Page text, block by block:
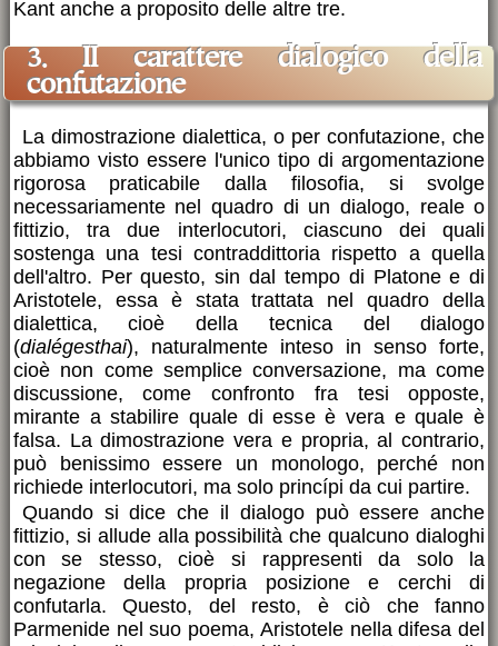
Kant anche a proposito delle altre tre.
3. II carattere dialogico della
confutazione
La dimostrazione dialettica, o per confutazione, che
abbiamo visto essere l'unico tipo di argomentazione
rigorosa praticabile dalla filosofia, si svolge
necessariamente nel quadro di un dialogo, reale o
fittizio, tra due interlocutori, ciascuno dei quali
sostenga una tesi contraddittoria rispetto a quella
dell'altro. Per questo, sin dal tempo di Platone e di
Aristotele, essa è stata trattata nel quadro della
dialettica, cioè della tecnica del dialogo
(dialégesthai), naturalmente inteso in senso forte,
cioè non come semplice conversazione, ma come
discussione, come confronto fra tesi opposte,
mirante a stabilire quale di esse è vera e quale è
falsa. La dimostrazione vera e propria, al contrario,
può benissimo essere un monologo, perché non
richiede interlocutori, ma solo princípi da cui partire.
Quando si dice che il dialogo può essere anche
fittizio, si allude alla possibilità che qualcuno dialoghi
con se stesso, cioè si rappresenti da solo la
negazione della propria posizione e cerchi di
confutarla. Questo, del resto, è ciò che fanno
Parmenide nel suo poema, Aristotele nella difesa del